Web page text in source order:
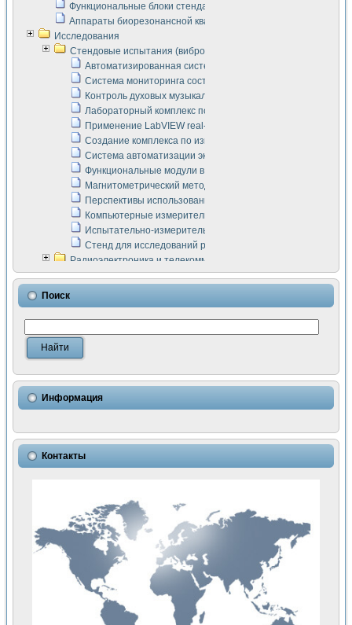
Функциональные блоки стенда "Сигнал-USB"
Аппараты биорезонансной квантовой терапии серии СКАН
Исследования
Стендовые испытания (виброакустика, тензометрия и т.п.)
Автоматизированная система измерения параметров
Система мониторинга состояния тяговых
Контроль духовых музыкальных инструментов
Лабораторный комплекс по исследованию элементной
Применение LabVIEW real-time module для
Создание комплекса по измерению скорости подвижного
Система автоматизации экспериментальных
Функциональные модули в стандарте Nl SCXI для
Магнитометрический метод в дефектоскопии сварных
Перспективы использования машинного зрения в
Компьютерные измерительные системы для
Испытательно-измерительный комплекс аппаратуры для
Стенд для исследований рабочих процессов ДВС в
Радиоэлектроника и телекоммуникации
LabVIEW в расчетах радиолиний систем передачи данных
Аппаратно-программный комплекс для исследования
Виртуальный лабораторный стенд для исследования
Измерение шумовых параметров операционных
Измерительный преобразователь на основе цифровой
Использование NI LabVIEW для математического
Исследовние возможности создания измерителя ВАХ
Математическое моделирование генератора сигналов -
Применение осциллографического модуля с высоким
Симуляция отклика импульсного радиолокационного
Автоматизация формирования уравнений состояния для
Разработка автоматизированного стенда для измерения
Применение среды LabVIEW для построения картины
Портативная система для определения показателей
Использование LabVIEW для управления источником
Устройство для снятия вольт-амперных характеристик
Передовые научные технологии: нано-, фемто-,
Автоматизированная установка по измерению временных
Автоматизированный лабораторный комплекс на базе
Визуализация моделирования и оптимизации тепловой
Поиск
Информация
Контакты